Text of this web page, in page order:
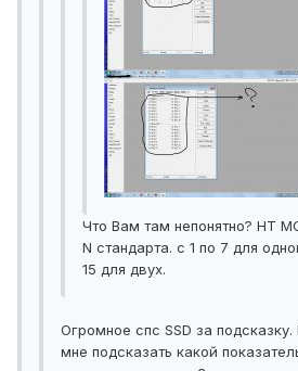
Что Вам там непонятно? HT
N стандарта. с 1 по 7 для
15 для двух.
Огромное спс SSD за
мне подсказать какой